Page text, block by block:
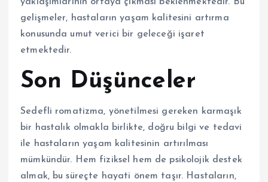
gelişmeler, hastaların yaşam kalitesini artırma
konusunda umut verici bir geleceği işaret
etmektedir.
Son Düşünceler
Sedefli romatizma, yönetilmesi gereken karmaşık
bir hastalık olmakla birlikte, doğru bilgi ve tedavi
ile hastaların yaşam kalitesinin artırılması
mümkündür. Hem fiziksel hem de psikolojik destek
almak, bu süreçte hayati önem taşır. Hastaların,